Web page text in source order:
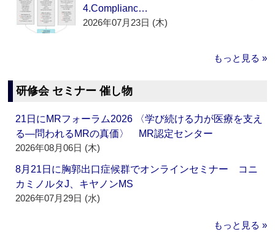
4.Complianc…
2026年07月23日 (木)
もっと見る »
研修会 セミナー 催し物
21日にMRフォーラム2026 〈学び続ける力が医療を支え
る―問われるMRの真価〉 MR認定センター
2026年08月06日 (木)
8月21日に胸郭出口症候群でオンラインセミナー コニ
カミノルタJ、キヤノンMS
2026年07月29日 (水)
もっと見る »